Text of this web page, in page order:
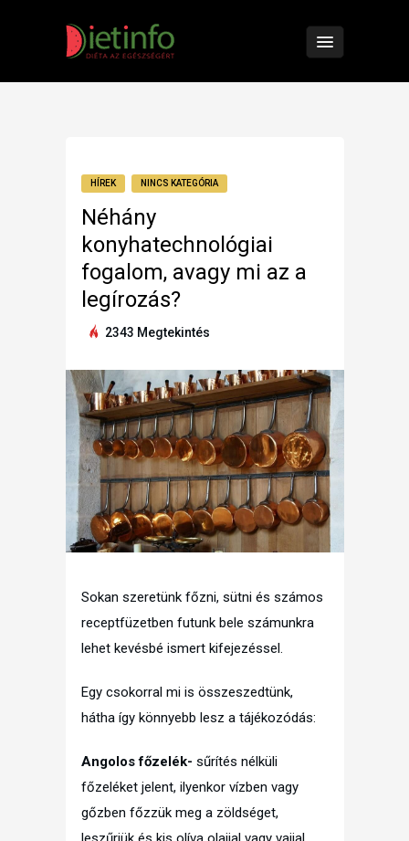
HÍREK NINCS KATEGÓRIA
Néhány
konyhatechnológiai
fogalom, avagy mi az a
legírozás?
2343 Megtekintés
Sokan szeretünk főzni, sütni és számos
receptfüzetben futunk bele számunkra
lehet kevésbé ismert kifejezéssel.
Egy csokorral mi is összeszedtünk,
hátha így könnyebb lesz a tájékozódás:
Angolos főzelék- sűrítés nélküli
főzeléket jelent, ilyenkor vízben vagy
gőzben főzzük meg a zöldséget,